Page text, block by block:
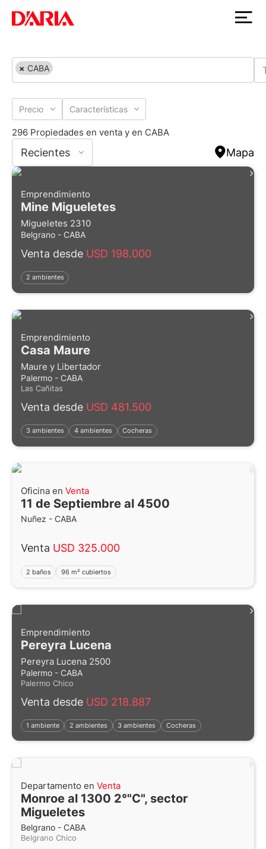
× CABA
Precio Características
296 Propiedades en venta y en CABA
Recientes Mapa
Emprendimiento
Mine Migueletes
Migueletes 2310
Belgrano - CABA
Venta desde USD 198.000
2 ambientes
Emprendimiento
Casa Maure
Maure y Libertador
Palermo - CABA
Las Cañitas
Venta desde USD 481.500
3 ambientes 4 ambientes Cocheras
Oficina en Venta
11 de Septiembre al 4500
Nuñez - CABA
Venta USD 325.000
2 baños 96 m² cubiertos
Emprendimiento
Pereyra Lucena
Pereyra Lucena 2500
Palermo - CABA
Palermo Chico
Venta desde USD 218.887
1 ambiente 2 ambientes 3 ambientes Cocheras
Departamento en Venta
Monroe al 1300 2°"C", sector
Migueletes
Belgrano - CABA
Belgrano Chico